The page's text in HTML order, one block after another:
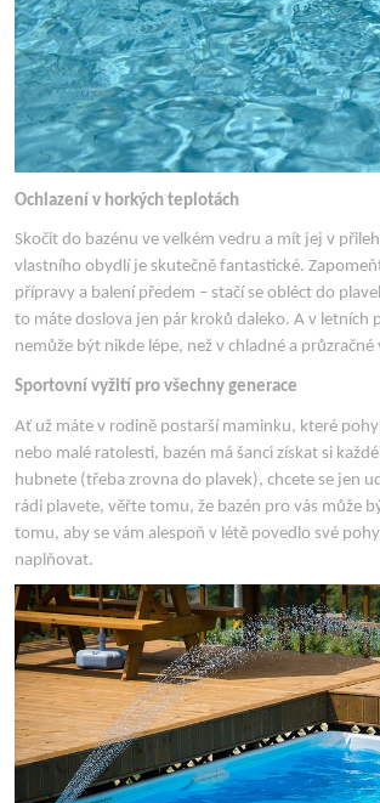
Ochlazení v horkých teplotách
Skočit do bazénu ve velkém vedru a mít jej v
vlastního obydlí je skutečně fantastické.
přípravy a balení předem – stačí se obléct do
to máte doslova jen pár kroků daleko. A v letních
nemůže být nikde lépe, než v chladné a průzračné
Sportovní vyžití pro všechny generace
Ať už máte v rodině postarší maminku, které
nebo malé ratolesti, bazén má šanci získat si
hubnete (třeba zrovna do plavek), chcete se jen
rádi plavete, věřte tomu, že bazén pro vás může
tomu, aby se vám alespoň v létě povedlo své
naplňovat.